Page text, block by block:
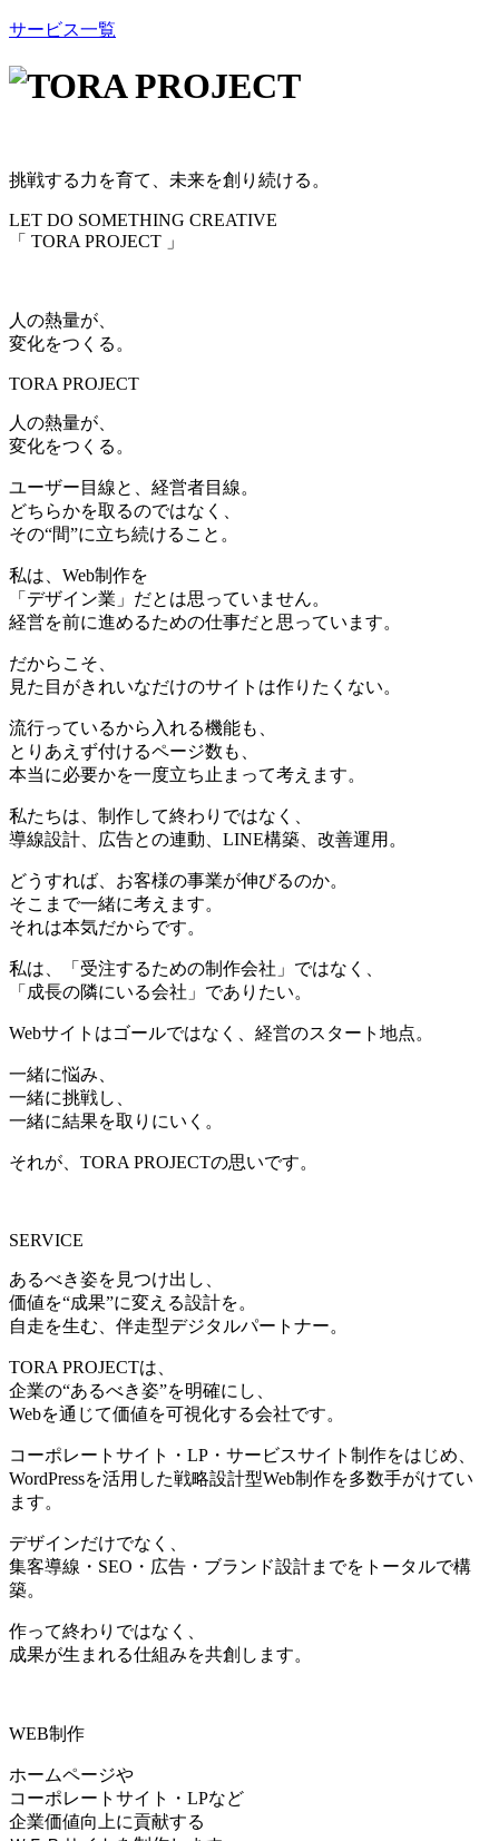
サービス一覧
挑戦する力を育て、未来を創り続ける。
LET DO SOMETHING CREATIVE
「 TORA PROJECT 」
人の熱量が、
変化をつくる。
TORA PROJECT
人の熱量が、
変化をつくる。
ユーザー目線と、経営者目線。
どちらかを取るのではなく、
その“間”に立ち続けること。
私は、Web制作を
「デザイン業」だとは思っていません。
経営を前に進めるための仕事だと思っています。
だからこそ、
見た目がきれいなだけのサイトは作りたくない。
流行っているから入れる機能も、
とりあえず付けるページ数も、
本当に必要かを一度立ち止まって考えます。
私たちは、制作して終わりではなく、
導線設計、広告との連動、LINE構築、改善運用。
どうすれば、お客様の事業が伸びるのか。
そこまで一緒に考えます。
それは本気だからです。
私は、「受注するための制作会社」ではなく、
「成長の隣にいる会社」でありたい。
Webサイトはゴールではなく、経営のスタート地点。
一緒に悩み、
一緒に挑戦し、
一緒に結果を取りにいく。
それが、TORA PROJECTの思いです。
SERVICE
あるべき姿を見つけ出し、
価値を“成果”に変える設計を。
自走を生む、伴走型デジタルパートナー。
TORA PROJECTは、
企業の“あるべき姿”を明確にし、
Webを通じて価値を可視化する会社です。
コーポレートサイト・LP・サービスサイト制作をはじめ、
WordPressを活用した戦略設計型Web制作を多数手がけてい
ます。
デザインだけでなく、
集客導線・SEO・広告・ブランド設計までをトータルで構
築。
作って終わりではなく、
成果が生まれる仕組みを共創します。
WEB制作
ホームページや
コーポレートサイト・LPなど
企業価値向上に貢献する